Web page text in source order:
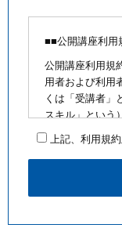
■■公開講座利用
公開講座利用規
用者および利用
くは「受講者」
スキル」という
「公開講座」と
していただく事
■公開講座お申
・最少催行人
とします
上記、利用規